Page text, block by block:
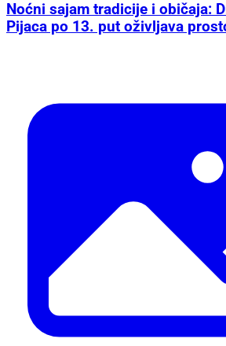
Noćni sajam tradicije i običaja:
Pijaca po 13. put oživljava